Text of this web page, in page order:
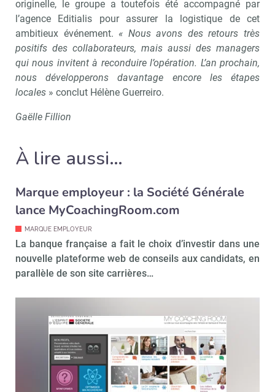
originelle, le groupe a toutefois été accompagné par
l’agence Editialis pour assurer la logistique de cet
ambitieux événement. « Nous avons des retours très
positifs des collaborateurs, mais aussi des managers
qui nous invitent à reconduire l’opération. L’an prochain,
nous développerons davantage encore les étapes
locales » conclut Hélène Guerreiro.
Gaëlle Fillion
À lire aussi…
Marque employeur : la Société Générale
lance MyCoachingRoom.com
MARQUE EMPLOYEUR
La banque française a fait le choix d’investir dans une
nouvelle plateforme web de conseils aux candidats, en
parallèle de son site carrières…
Recevoir RH Matin
Valider
!
tard